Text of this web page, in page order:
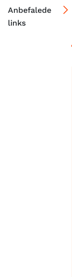
Anbefalede
links